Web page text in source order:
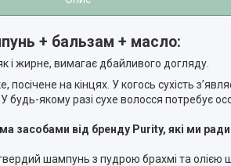
+ бальзам + масло:
і жирне, вимагає дбайливого догляду.
посічене на кінцях. У когось сухість
будь-якому разі сухе волосся потребує
засобами від бренду Purity, які ми
шампунь з пудрою брахмі та олією